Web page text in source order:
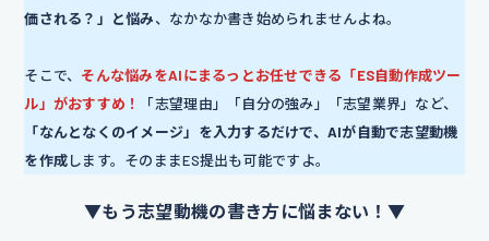
価される？」と悩み、なかなか書き始められませんよね。
そこで、 そんな悩みをAIにまるっとお任せできる「ES自動作成ツー
ル」がおすすめ！
「志望理由」「自分の強み」「志望業界」など、
「なんとなくのイメージ」を入力するだけで、AIが自動で志望動機
を作成します。そのままES提出も可能ですよ。
▼もう志望動機の書き方に悩まない！▼